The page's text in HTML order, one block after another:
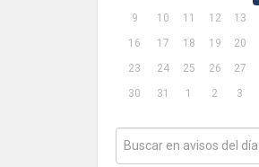
9
10 11 12 13
16
17 18 19 20
23
24 25 26 27
30
31 1 2 3